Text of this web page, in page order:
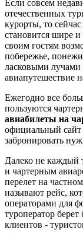
Если совсем
отечественных
курорты, то
становится шире
своим гостям
побережье,
ласковыми лучами
авиапутешествие
Ежегодно все
пользуются
авиабилеты на
официальный
забронировать
Далеко не каждый
и чартерным
перелет на
называют рейс,
операторами для
туроператор
клиентов -